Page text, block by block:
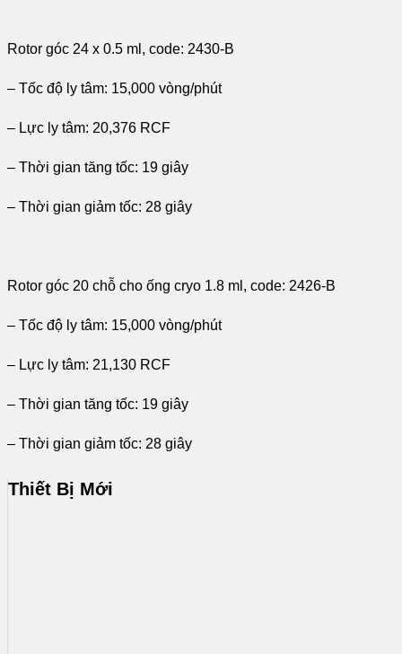
Rotor góc 24 x 0.5 ml, code: 2430-B
– Tốc độ ly tâm: 15,000 vòng/phút
– Lực ly tâm: 20,376 RCF
– Thời gian tăng tốc: 19 giây
– Thời gian giảm tốc: 28 giây
Rotor góc 20 chỗ cho ống cryo 1.8 ml, code: 2426-B
– Tốc độ ly tâm: 15,000 vòng/phút
– Lực ly tâm: 21,130 RCF
– Thời gian tăng tốc: 19 giây
– Thời gian giảm tốc: 28 giây
Thiết Bị Mới